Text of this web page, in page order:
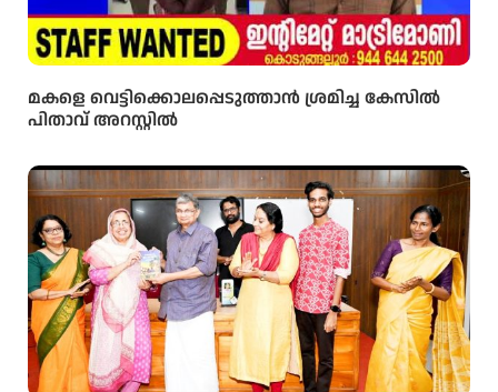
മകളെ വെട്ടിക്കൊലപ്പെടുത്താൻ ശ്രമിച്ച കേസിൽ
പിതാവ് അറസ്റ്റിൽ